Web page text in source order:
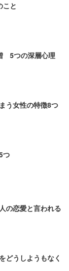
こと
5つの深層心理
う女性の特徴8つ
つ
の恋愛と言われる
どうしようもなく